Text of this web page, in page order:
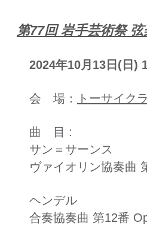
第77回 岩手芸術祭
2024年10月13日(日)
会 場： トーサイク
曲 目 :
サン＝サーンス
ヴァイオリン協奏曲
ヘンデル
合奏協奏曲 第12番